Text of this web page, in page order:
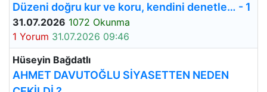
Düzeni doğru kur ve koru, kendini denetle… - 1
31.07.2026 1072 Okunma
1 Yorum 31.07.2026 09:46
Hüseyin Bağdatlı
AHMET DAVUTOĞLU SİYASETTEN NEDEN